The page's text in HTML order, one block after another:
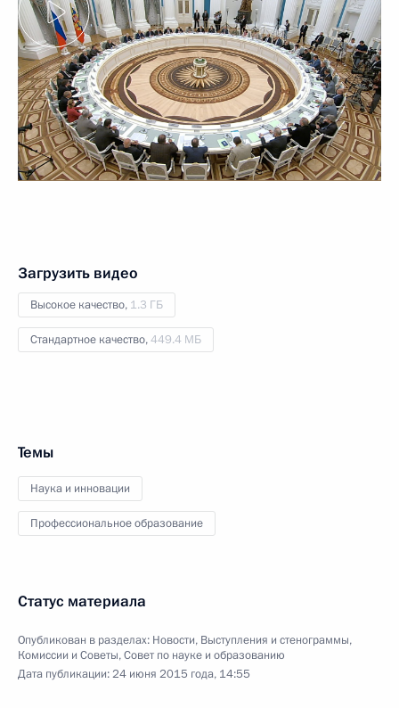
Загрузить видео
Высокое качество, 1.3 ГБ
Стандартное качество,449.4 МБ
Темы
Наука и инновации
Профессиональное образование
Статус материала
Опубликован в разделах: Новости, Выступления и стенограммы,
Комиссии и Советы,Совет по науке и образованию
Дата публикации:24 июня 2015 года, 14:55